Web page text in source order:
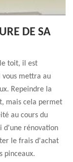
DE SA
toit, il est
vous mettra au
Repeindre la
mais cela permet
au cours du
d'une rénovation
le frais d'achat
pinceaux.